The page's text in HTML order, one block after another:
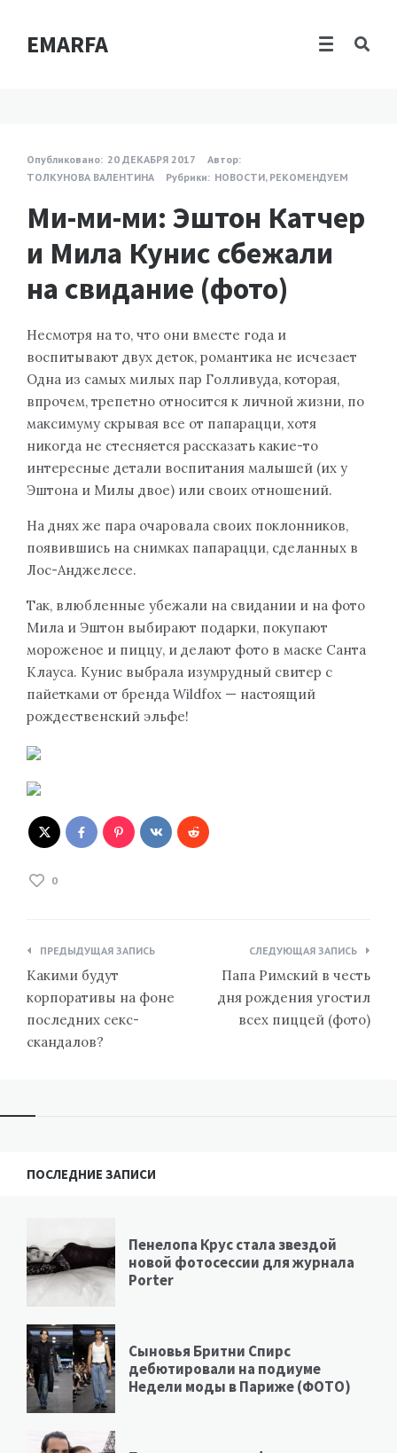
EMARFA
Опубликовано: 20 ДЕКАБРЯ 2017
Автор:
ТОЛКУНОВА ВАЛЕНТИНА
Рубрики: НОВОСТИ, РЕКОМЕНДУЕМ
Ми-ми-ми: Эштон Катчер
и Мила Кунис сбежали
на свидание (фото)
Несмотря на то, что они вместе года и
воспитывают двух деток, романтика не исчезает
Одна из самых милых пар Голливуда, которая,
впрочем, трепетно относится к личной жизни, по
максимуму скрывая все от папарацци, хотя
никогда не стесняется рассказать какие-то
интересные детали воспитания малышей (их у
Эштона и Милы двое) или своих отношений.
На днях же пара очаровала своих поклонников,
появившись на снимках папарацци, сделанных в
Лос-Анджелесе.
Так, влюбленные убежали на свидании и на фото
Мила и Эштон выбирают подарки, покупают
мороженое и пиццу, и делают фото в маске Санта
Клауса. Кунис выбрала изумрудный свитер с
пайетками от бренда Wildfox — настоящий
рождественский эльфе!
0
Навигация
по
записям
ПРЕДЫДУЩАЯ ЗАПИСЬ
Какими будут
корпоративы на фоне
последних секс-
скандалов?
СЛЕДУЮЩАЯ ЗАПИСЬ
Папа Римский в честь
дня рождения угостил
всех пиццей (фото)
ПОСЛЕДНИЕ ЗАПИСИ
Пенелопа Крус стала звездой
новой фотосессии для журнала
Porter
Сыновья Бритни Спирс
дебютировали на подиуме
Недели моды в Париже (ФОТО)